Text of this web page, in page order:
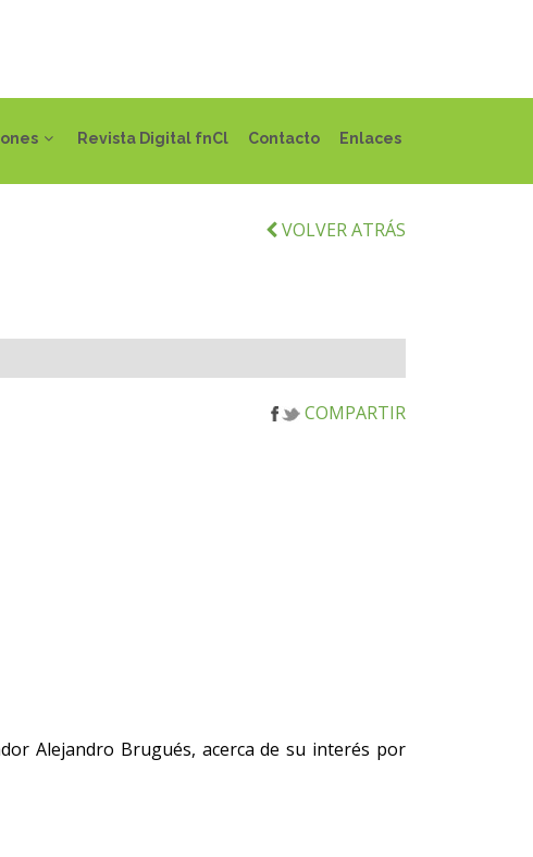
Revista Digital fnCl Contacto Enlaces
VOLVER ATRÁS
COMPARTIR
Alejandro Brugués, acerca de su interés por